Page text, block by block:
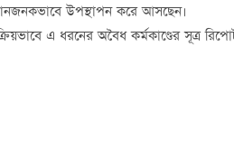
উপস্থাপন করে আসছেন।
এ ধরনের অবৈধ কর্মকাণ্ডের সূত্র